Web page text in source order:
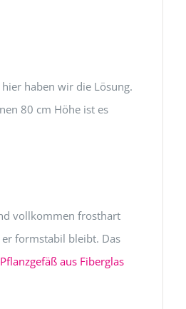
haben wir die Lösung.
80 cm Höhe ist es
vollkommen frosthart
er formstabil bleibt. Das
Pflanzgefäß aus Fiberglas